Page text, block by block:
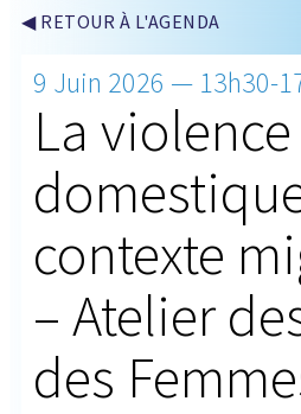
◀ RETOUR À L'AGENDA
9 Juin 2026 — 13h30-
La violence
contexte
– Atelier
des